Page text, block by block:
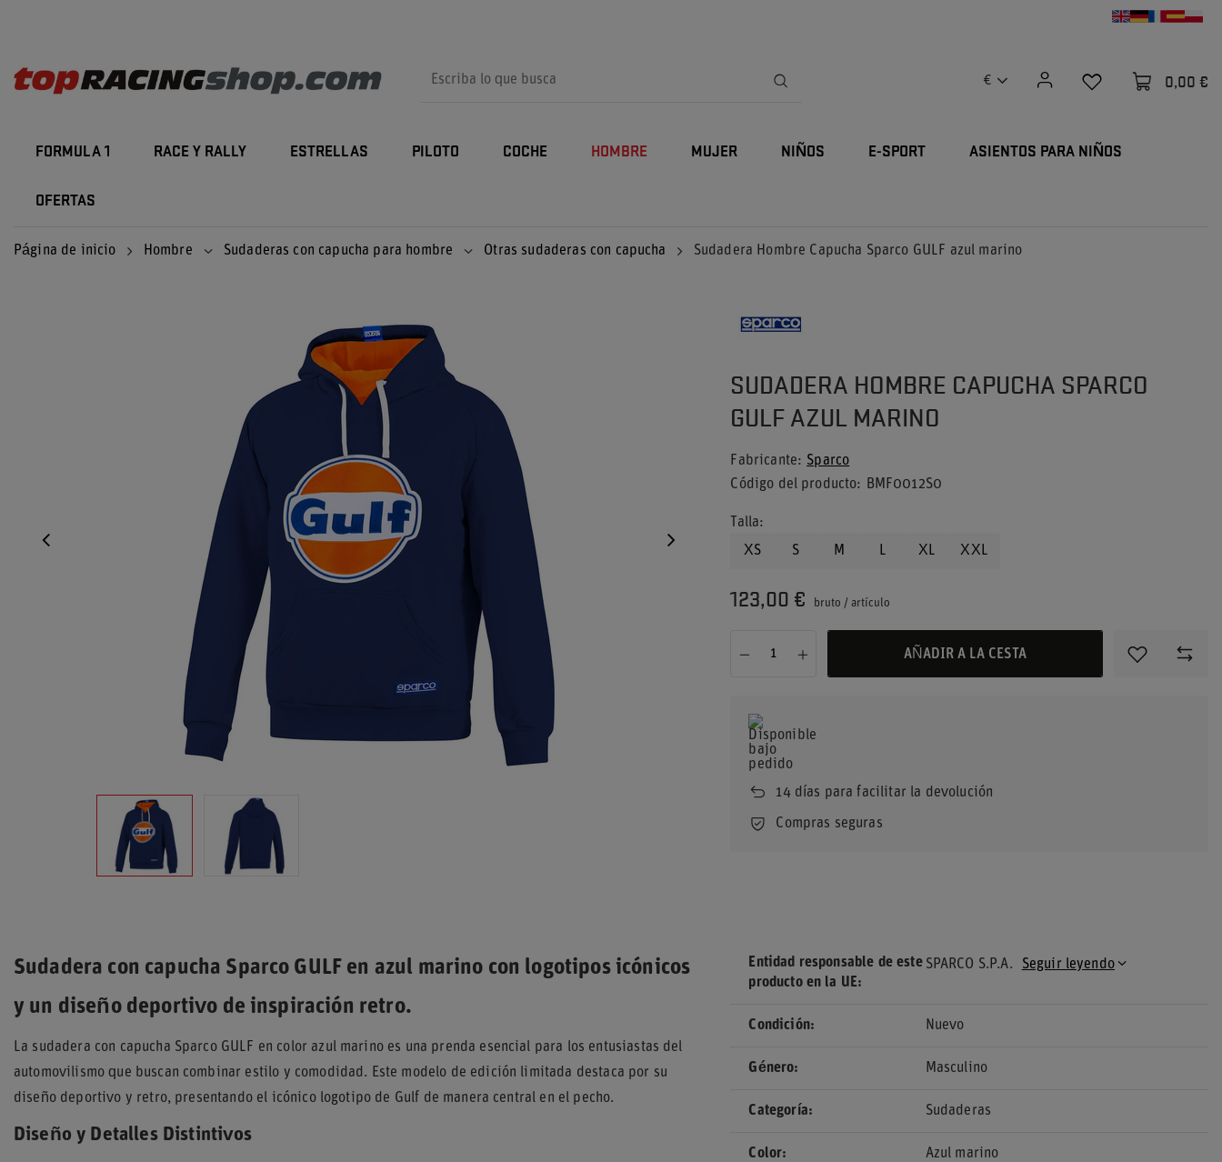
€ 0,00 €
FORMULA 1 RACE Y RALLY ESTRELLAS PILOTO COCHE HOMBRE MUJER NIÑOS E-SPORT ASIENTOS PARA NIÑOS
OFERTAS
Página de inicio Hombre Sudaderas con capucha para hombre Otras sudaderas con capucha Sudadera Hombre Capucha Sparco GULF azul marino
SUDADERA HOMBRE CAPUCHA SPARCO
GULF AZUL MARINO
Fabricante
Sparco
Código del producto
BMF0012S0
Talla
XS
S M L XL XXL
123,00 € bruto /artículo
AÑADIR A LA CESTA
14días para facilitar la devolución
Compras seguras
Sudadera con capucha Sparco GULF en azul marino con logotipos icónicos
y un diseño deportivo de inspiración retro.
La sudadera con capucha Sparco GULF en color azul marino es una prenda esencial para los entusiastas del
automovilismo que buscan combinar estilo y comodidad. Este modelo de edición limitada destaca por su
diseño deportivo y retro, presentando el icónico logotipo de Gulf de manera central en el pecho.
Diseño y Detalles Distintivos
Entidad responsable de este
producto en la UE
SPARCO S.P.A. Seguir leyendo
Condición Nuevo
Género Masculino
Categoría Sudaderas
Color Azul marino